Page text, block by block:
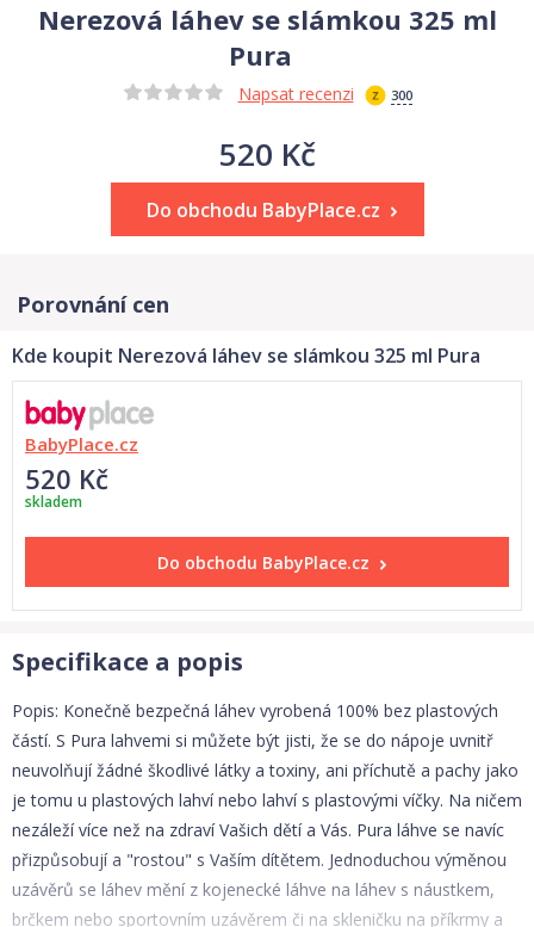
Nerezová láhev se slámkou 325 ml
Pura
Napsat recenzi 300
520 Kč
Do obchodu BabyPlace.cz
Porovnání cen
Kde koupit Nerezová láhev se slámkou 325 ml Pura
BabyPlace.cz
520 Kč
skladem
Do obchodu BabyPlace.cz
Specifikace a popis
Popis: Konečně bezpečná láhev vyrobená 100% bez plastových
částí. S Pura lahvemi si můžete být jisti, že se do nápoje uvnitř
neuvolňují žádné škodlivé látky a toxiny, ani příchutě a pachy jako
je tomu u plastových lahví nebo lahví s plastovými víčky. Na ničem
nezáleží více než na zdraví Vašich dětí a Vás. Pura láhve se navíc
přizpůsobují a "rostou" s Vaším dítětem. Jednoduchou výměnou
uzávěrů se láhev mění z kojenecké láhve na láhev s náustkem,
brčkem nebo sportovním uzávěrem či na skleničku na příkrmy a